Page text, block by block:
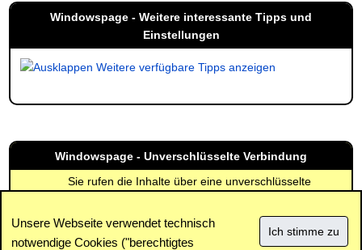
Windowspage - Weitere interessante Tipps und
Einstellungen
Weitere verfügbare Tipps anzeigen
Unsere Webseite verwendet technisch
notwendige Cookies ("berechtigtes
Windowspage - Unverschlüsselte Verbindung
Sie rufen die Inhalte über eine unverschlüsselte
verschlüsselte Verbindung (SSL) abgerufen werden:
https://www.windowspage.de/tipps/021670.html